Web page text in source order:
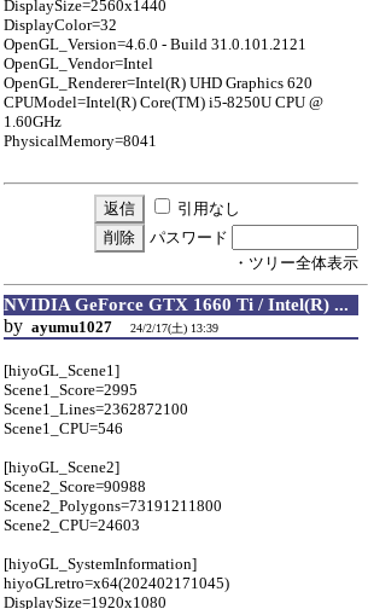
DisplaySize=2560x1440
DisplayColor=32
OpenGL_Version=4.6.0 - Build 31.0.101.2121
OpenGL_Vendor=Intel
OpenGL_Renderer=Intel(R) UHD Graphics 620
CPUModel=Intel(R) Core(TM) i5-8250U CPU @
1.60GHz
PhysicalMemory=8041
引用なし
パスワード
・ツリー全体表示
NVIDIA GeForce GTX 1660 Ti / Intel(R) ...
by ayumu1027 24/2/17(土) 13:39
[hiyoGL_Scene1]
Scene1_Score=2995
Scene1_Lines=2362872100
Scene1_CPU=546
[hiyoGL_Scene2]
Scene2_Score=90988
Scene2_Polygons=73191211800
Scene2_CPU=24603
[hiyoGL_SystemInformation]
hiyoGLretro=x64(202402171045)
DisplaySize=1920x1080